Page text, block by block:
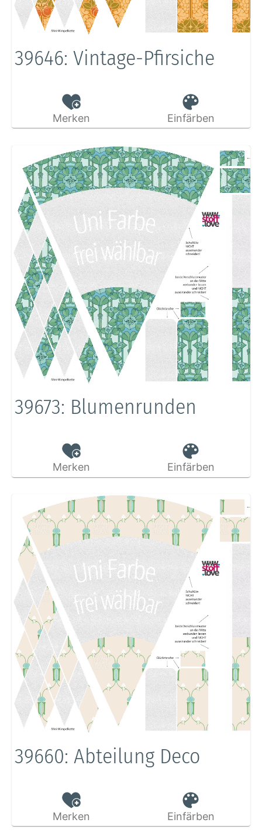
39646: Vintage-Pfirsiche
Merken Einfärben
39673: Blumenrunden
Merken Einfärben
39660: Abteilung Deco
Merken Einfärben